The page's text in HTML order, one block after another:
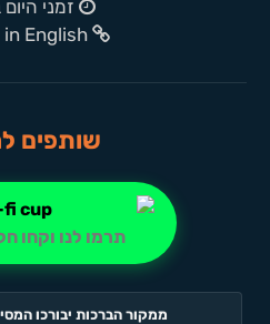
זמני
Prayers in English
שותפים
תרמו לנו וקחו
ממקור הברכות יבורכו